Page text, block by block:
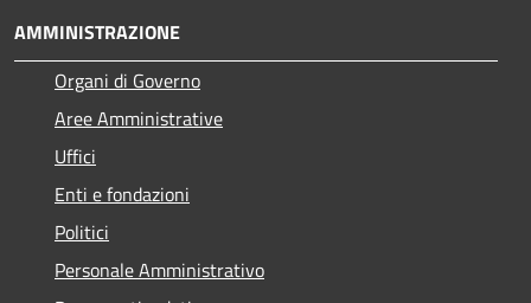
AMMINISTRAZIONE
Organi di Governo
Aree Amministrative
Uffici
Enti e fondazioni
Politici
Personale Amministrativo